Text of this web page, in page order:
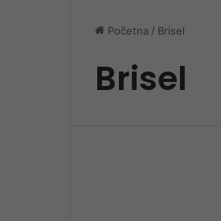
Početna / Brisel
Brisel